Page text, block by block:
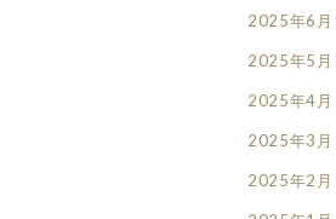
2025年6月
2025年5月
2025年4月
2025年3月
2025年2月